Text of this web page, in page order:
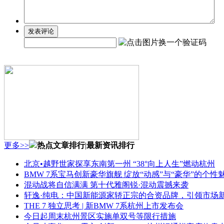
更多>> 热点文章排行|最新资讯排行
北京•越野世家探享东南第一州 “38°向上人生”燃动杭州
BMW 7系宝马创新豪华旗舰 绽放“动感”与“豪华”的个性
混动战将自信满满 第十代雅阁锐·混动震撼来袭
轩逸·纯电：中国新能源家轿正宗的合资品牌，引领市场
THE 7 独立思考 | 新BMW 7系杭州上市发布会
今日起周末杭州景区实施单双号等限行措施